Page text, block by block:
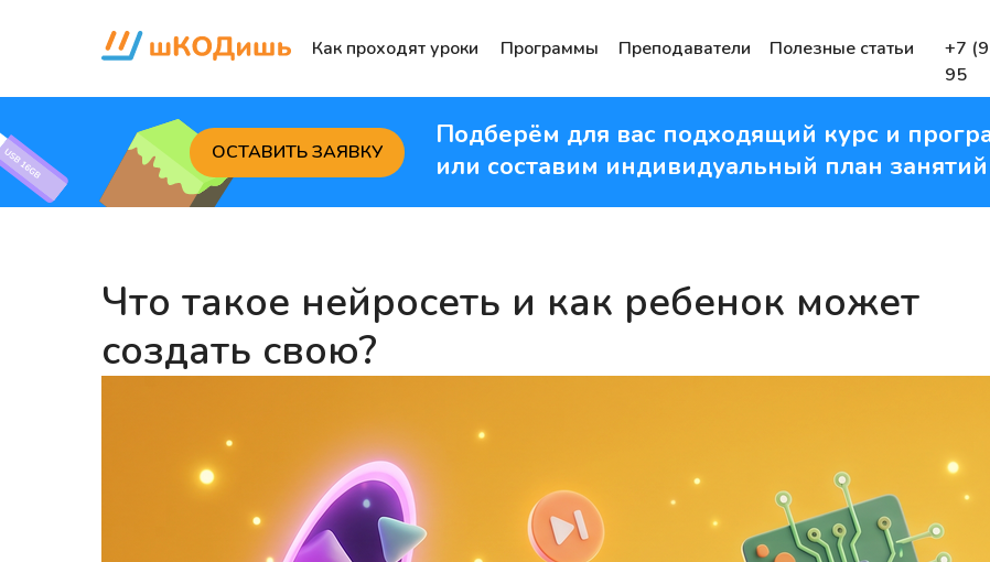
+7
95
Полезные статьи
Преподаватели
Программы
Как проходят уроки
Подберём для вас подходящий курс и
или составим индивидуальный план занятий
ОСТАВИТЬ ЗАЯВКУ
Что такое нейросеть и как ребенок может
создать свою?